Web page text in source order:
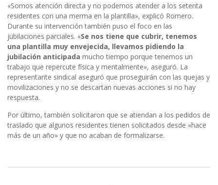
«Somos atención directa y no podemos atender a los setenta
residentes con una merma en la plantilla», explicó Romero.
Durante su intervención también puso el foco en las
jubilaciones parciales. «Se nos tiene que cubrir, tenemos
una plantilla muy envejecida, llevamos pidiendo la
jubilación anticipada mucho tiempo porque tenemos un
trabajo que repercute física y mentalmente», aseguró. La
representante sindical aseguró que proseguirán con las quejas y
movilizaciones y no se descartan nuevas acciones si no hay
respuesta.
Por último, también solicitaron que se atiendan a los pedidos de
traslado que algunos residentes tienen solicitados desde «hace
más de un año» y que no acaban de formalizarse.